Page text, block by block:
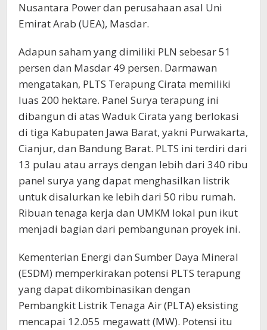
Nusantara Power dan perusahaan asal Uni
Emirat Arab (UEA), Masdar.
Adapun saham yang dimiliki PLN sebesar 51
persen dan Masdar 49 persen. Darmawan
mengatakan, PLTS Terapung Cirata memiliki
luas 200 hektare. Panel Surya terapung ini
dibangun di atas Waduk Cirata yang berlokasi
di tiga Kabupaten Jawa Barat, yakni Purwakarta,
Cianjur, dan Bandung Barat. PLTS ini terdiri dari
13 pulau atau arrays dengan lebih dari 340 ribu
panel surya yang dapat menghasilkan listrik
untuk disalurkan ke lebih dari 50 ribu rumah.
Ribuan tenaga kerja dan UMKM lokal pun ikut
menjadi bagian dari pembangunan proyek ini.
Kementerian Energi dan Sumber Daya Mineral
(ESDM) memperkirakan potensi PLTS terapung
yang dapat dikombinasikan dengan
Pembangkit Listrik Tenaga Air (PLTA) eksisting
mencapai 12.055 megawatt (MW). Potensi itu